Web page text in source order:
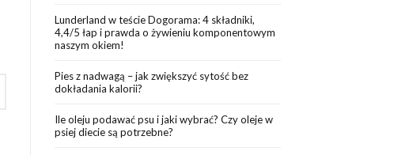
Lunderland w teście Dogorama: 4 składniki,
4,4/5 łap i prawda o żywieniu komponentowym
naszym okiem!
Pies z nadwagą – jak zwiększyć sytość bez
dokładania kalorii?
Ile oleju podawać psu i jaki wybrać? Czy oleje w
psiej diecie są potrzebne?